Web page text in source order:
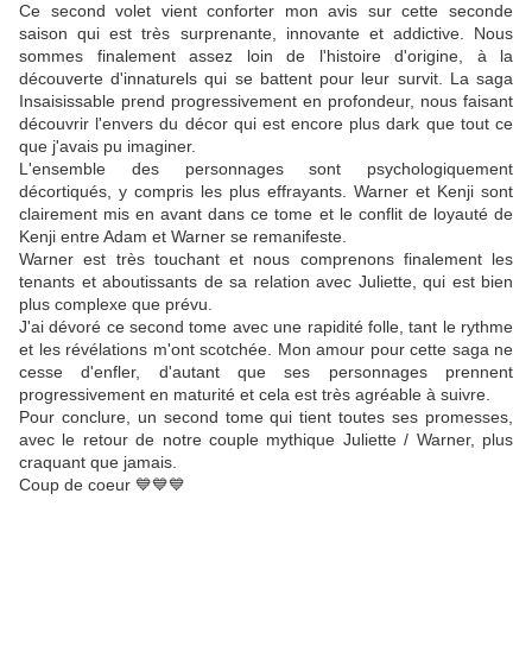
Ce second volet vient conforter mon avis sur cette seconde
saison qui est très surprenante, innovante et addictive. Nous
sommes finalement assez loin de l'histoire d'origine, à la
découverte d'innaturels qui se battent pour leur survit. La saga
Insaisissable prend progressivement en profondeur, nous faisant
découvrir l'envers du décor qui est encore plus dark que tout ce
que j'avais pu imaginer.
L'ensemble des personnages sont psychologiquement
décortiqués, y compris les plus effrayants. Warner et Kenji sont
clairement mis en avant dans ce tome et le conflit de loyauté de
Kenji entre Adam et Warner se remanifeste.
Warner est très touchant et nous comprenons finalement les
tenants et aboutissants de sa relation avec Juliette, qui est bien
plus complexe que prévu.
J'ai dévoré ce second tome avec une rapidité folle, tant le rythme
et les révélations m'ont scotchée. Mon amour pour cette saga ne
cesse d'enfler, d'autant que ses personnages prennent
progressivement en maturité et cela est très agréable à suivre.
Pour conclure, un second tome qui tient toutes ses promesses,
avec le retour de notre couple mythique Juliette / Warner, plus
craquant que jamais.
Coup de coeur 💙💙💙